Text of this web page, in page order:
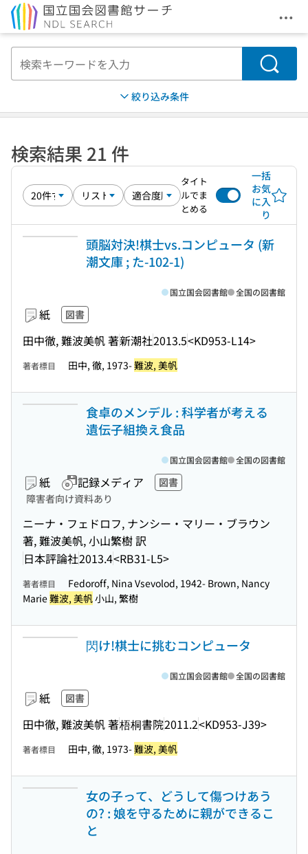
メ
検索
絞り込み条件
検索結果 21 件
タイト
ルでま
とめる
一括
お気
に入
り
頭脳対決!棋士vs.コンピュータ (新
潮文庫 ; た-102-1)
紙 図書
田中徹, 難波美帆 著新潮社2013.5<KD953-L14>
国立国会図書館 全国の図書館
著者標目 田中, 徹, 1973-難波, 美帆
食卓のメンデル : 科学者が考える
遺伝子組換え食品
紙 記録メディア
図書
障害者向け資料あり
ニーナ・フェドロフ, ナンシー・マリー・ブラウン
著, 難波美帆, 小山繁樹 訳
日本評論社2013.4<RB31-L5>
国立国会図書館 全国の図書館
著者標目
Fedoroff, Nina Vsevolod, 1942- Brown, Nancy
Marie難波, 美帆小山, 繁樹
閃け!棋士に挑むコンピュータ
紙 図書
田中徹, 難波美帆 著梧桐書院2011.2<KD953-J39>
国立国会図書館 全国の図書館
著者標目 田中, 徹, 1973-難波, 美帆
女の子って、どうして傷つけあう
の? : 娘を守るために親ができるこ
と